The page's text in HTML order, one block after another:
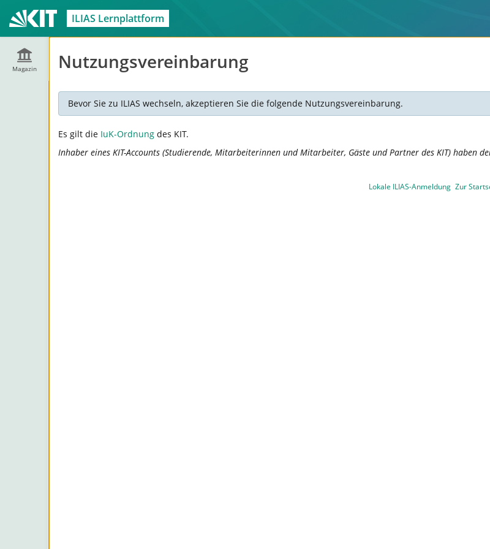
ILIAS Lernplattform
Magazin Nutzungsvereinbarung
Bevor Sie zu ILIAS wechseln, akzeptieren Sie die folgende Nutzungsvereinbarung.
Es gilt die IuK-Ordnung des KIT.
Inhaber eines KIT-Accounts (Studierende, Mitarbeiterinnen und Mitarbeiter, Gäste und Partner des KIT) haben
Lokale ILIAS-Anmeldung Zur